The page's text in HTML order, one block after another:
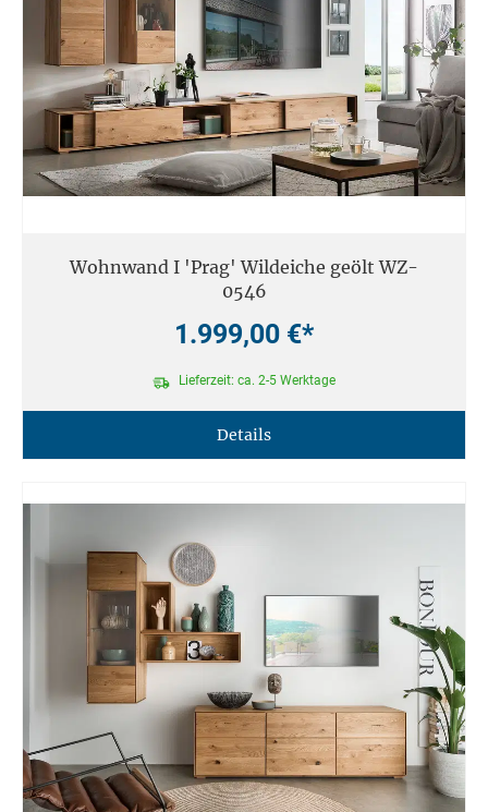
Wohnwand I 'Prag' Wildeiche geölt WZ-
0546
1.999,00 €*
Lieferzeit: ca. 2-5 Werktage
Details